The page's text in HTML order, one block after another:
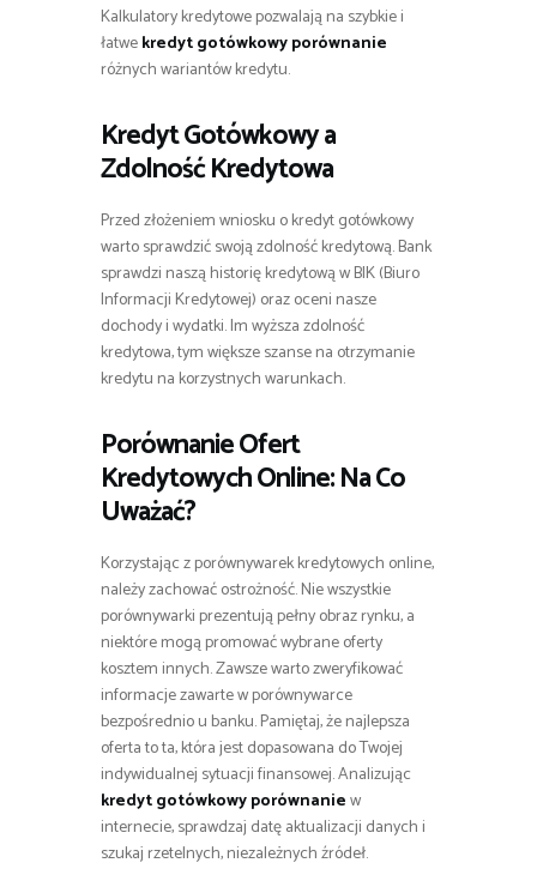
Kalkulatory kredytowe pozwalają na szybkie i
łatwekredyt gotówkowy porównanie
różnych wariantów kredytu.
Kredyt Gotówkowy a
Zdolność Kredytowa
Przed złożeniem wniosku o kredyt gotówkowy
warto sprawdzić swoją zdolność kredytową. Bank
sprawdzi naszą historię kredytową w BIK (Biuro
Informacji Kredytowej) oraz oceni nasze
dochody i wydatki. Im wyższa zdolność
kredytowa, tym większe szanse na otrzymanie
kredytu na korzystnych warunkach.
Porównanie Ofert
Kredytowych Online: Na Co
Uważać?
Korzystając z porównywarek kredytowych online,
należy zachować ostrożność. Nie wszystkie
porównywarki prezentują pełny obraz rynku, a
niektóre mogą promować wybrane oferty
kosztem innych. Zawsze warto zweryfikować
informacje zawarte w porównywarce
bezpośrednio u banku. Pamiętaj, że najlepsza
oferta to ta, która jest dopasowana do Twojej
indywidualnej sytuacji finansowej. Analizując
kredyt gotówkowy porównaniew
internecie, sprawdzaj datę aktualizacji danych i
szukaj rzetelnych, niezależnych źródeł.